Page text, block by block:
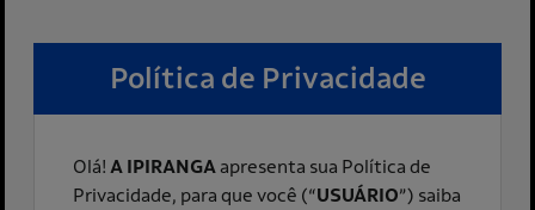
Política de Privacidade
Olá! A IPIRANGA apresenta sua Política de
Privacidade, para que você (“USUÁRIO”) saiba